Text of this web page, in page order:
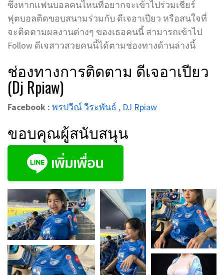
ซึ่งหากแฟนบอลคนไหนที่อยากจะเข้าไปร่วมเชียร์
ฟุตบอลติดขอบสนามร่วมกับ ดีเจอาเปียว หรือสนใจที่
จะติดตามผลงานต่างๆ ของเธอคนนี้ สามารถเข้าไป
Follow ดีเจสาวสวยคนนี้ได้ตามช่องทางด้านล่างนี้
ช่องทางการติดตาม ดีเจอาเปียว
(Dj Rpiaw)
Facebook : พรปวีณ์ วีระพันธ์ , DJ Rpiaw
ขอบคุณผู้สนับสนุน